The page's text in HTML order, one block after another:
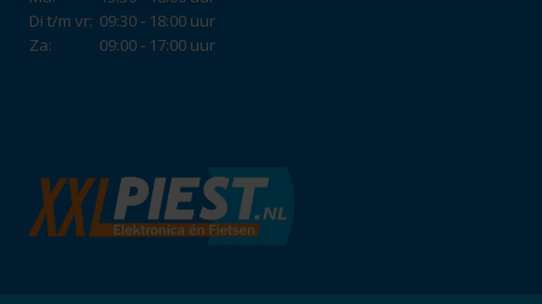
Di t/m vr: 09:30 - 18:00 uur
Za:
09:00 - 17:00 uur